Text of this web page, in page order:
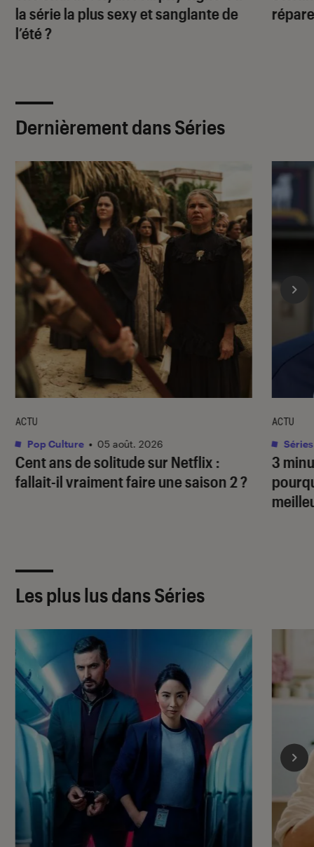
la série la plus sexy et sanglante de
l’été ?
Dernièrement dans Séries
Cent ans de solitudesur Netflix :
fallait-il vraiment faire une saison 2 ?
ACTU
Pop Culture • 05 août. 2026
3
ACTU
Séries
Les plus lus dans Séries